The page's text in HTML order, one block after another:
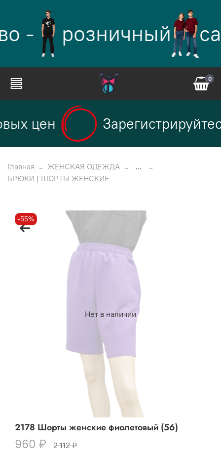
- розничный
0
цен
Главная ЖЕНСКАЯ ОДЕЖДА
...
БРЮКИ | ШОРТЫ ЖЕНСКИЕ
Нет в наличии
-55%
2178 Шорты женские фиолетовый (56)
960 ₽ 2 112 ₽